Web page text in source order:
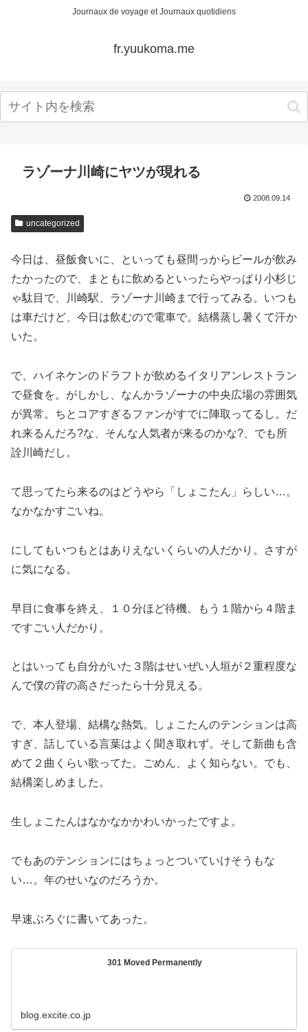
Journaux de voyage et Journaux quotidiens
fr.yuukoma.me
ラゾーナ川崎にヤツが現れる
2008.09.14
uncategorized
今日は、昼飯食いに、といっても昼間っからビールが飲み
たかったので、まともに飲めるといったらやっぱり小杉じ
ゃ駄目で、川崎駅、ラゾーナ川崎まで行ってみる。いつも
は車だけど、今日は飲むので電車で。結構蒸し暑くて汗か
いた。
で、ハイネケンのドラフトが飲めるイタリアンレストラン
で昼食を。がしかし、なんかラゾーナの中央広場の雰囲気
が異常。ちとコアすぎるファンがすでに陣取ってるし。だ
れ来るんだろ?な、そんな人気者が来るのかな?、でも所
詮川崎だし。
て思ってたら来るのはどうやら「しょこたん」らしい…。
なかなかすごいね。
にしてもいつもとはありえないくらいの人だかり。さすが
に気になる。
早目に食事を終え、１０分ほど待機。もう１階から４階ま
ですごい人だかり。
とはいっても自分がいた３階はせいぜい人垣が２重程度な
んで僕の背の高さだったら十分見える。
で、本人登場、結構な熱気。しょこたんのテンションは高
すぎ、話している言葉はよく聞き取れず。そして新曲も含
めて２曲くらい歌ってた。ごめん、よく知らない。でも、
結構楽しめました。
生しょこたんはなかなかかわいかったですよ。
でもあのテンションにはちょっとついていけそうもな
い…。年のせいなのだろうか。
早速ぶろぐに書いてあった。
301 Moved Permanently
blog.excite.co.jp